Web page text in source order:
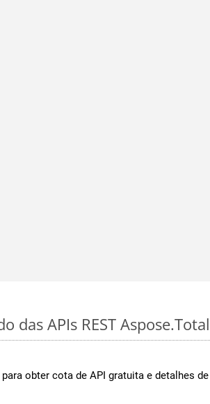
das APIs REST
para obter cota de API gratuita e detalhes de